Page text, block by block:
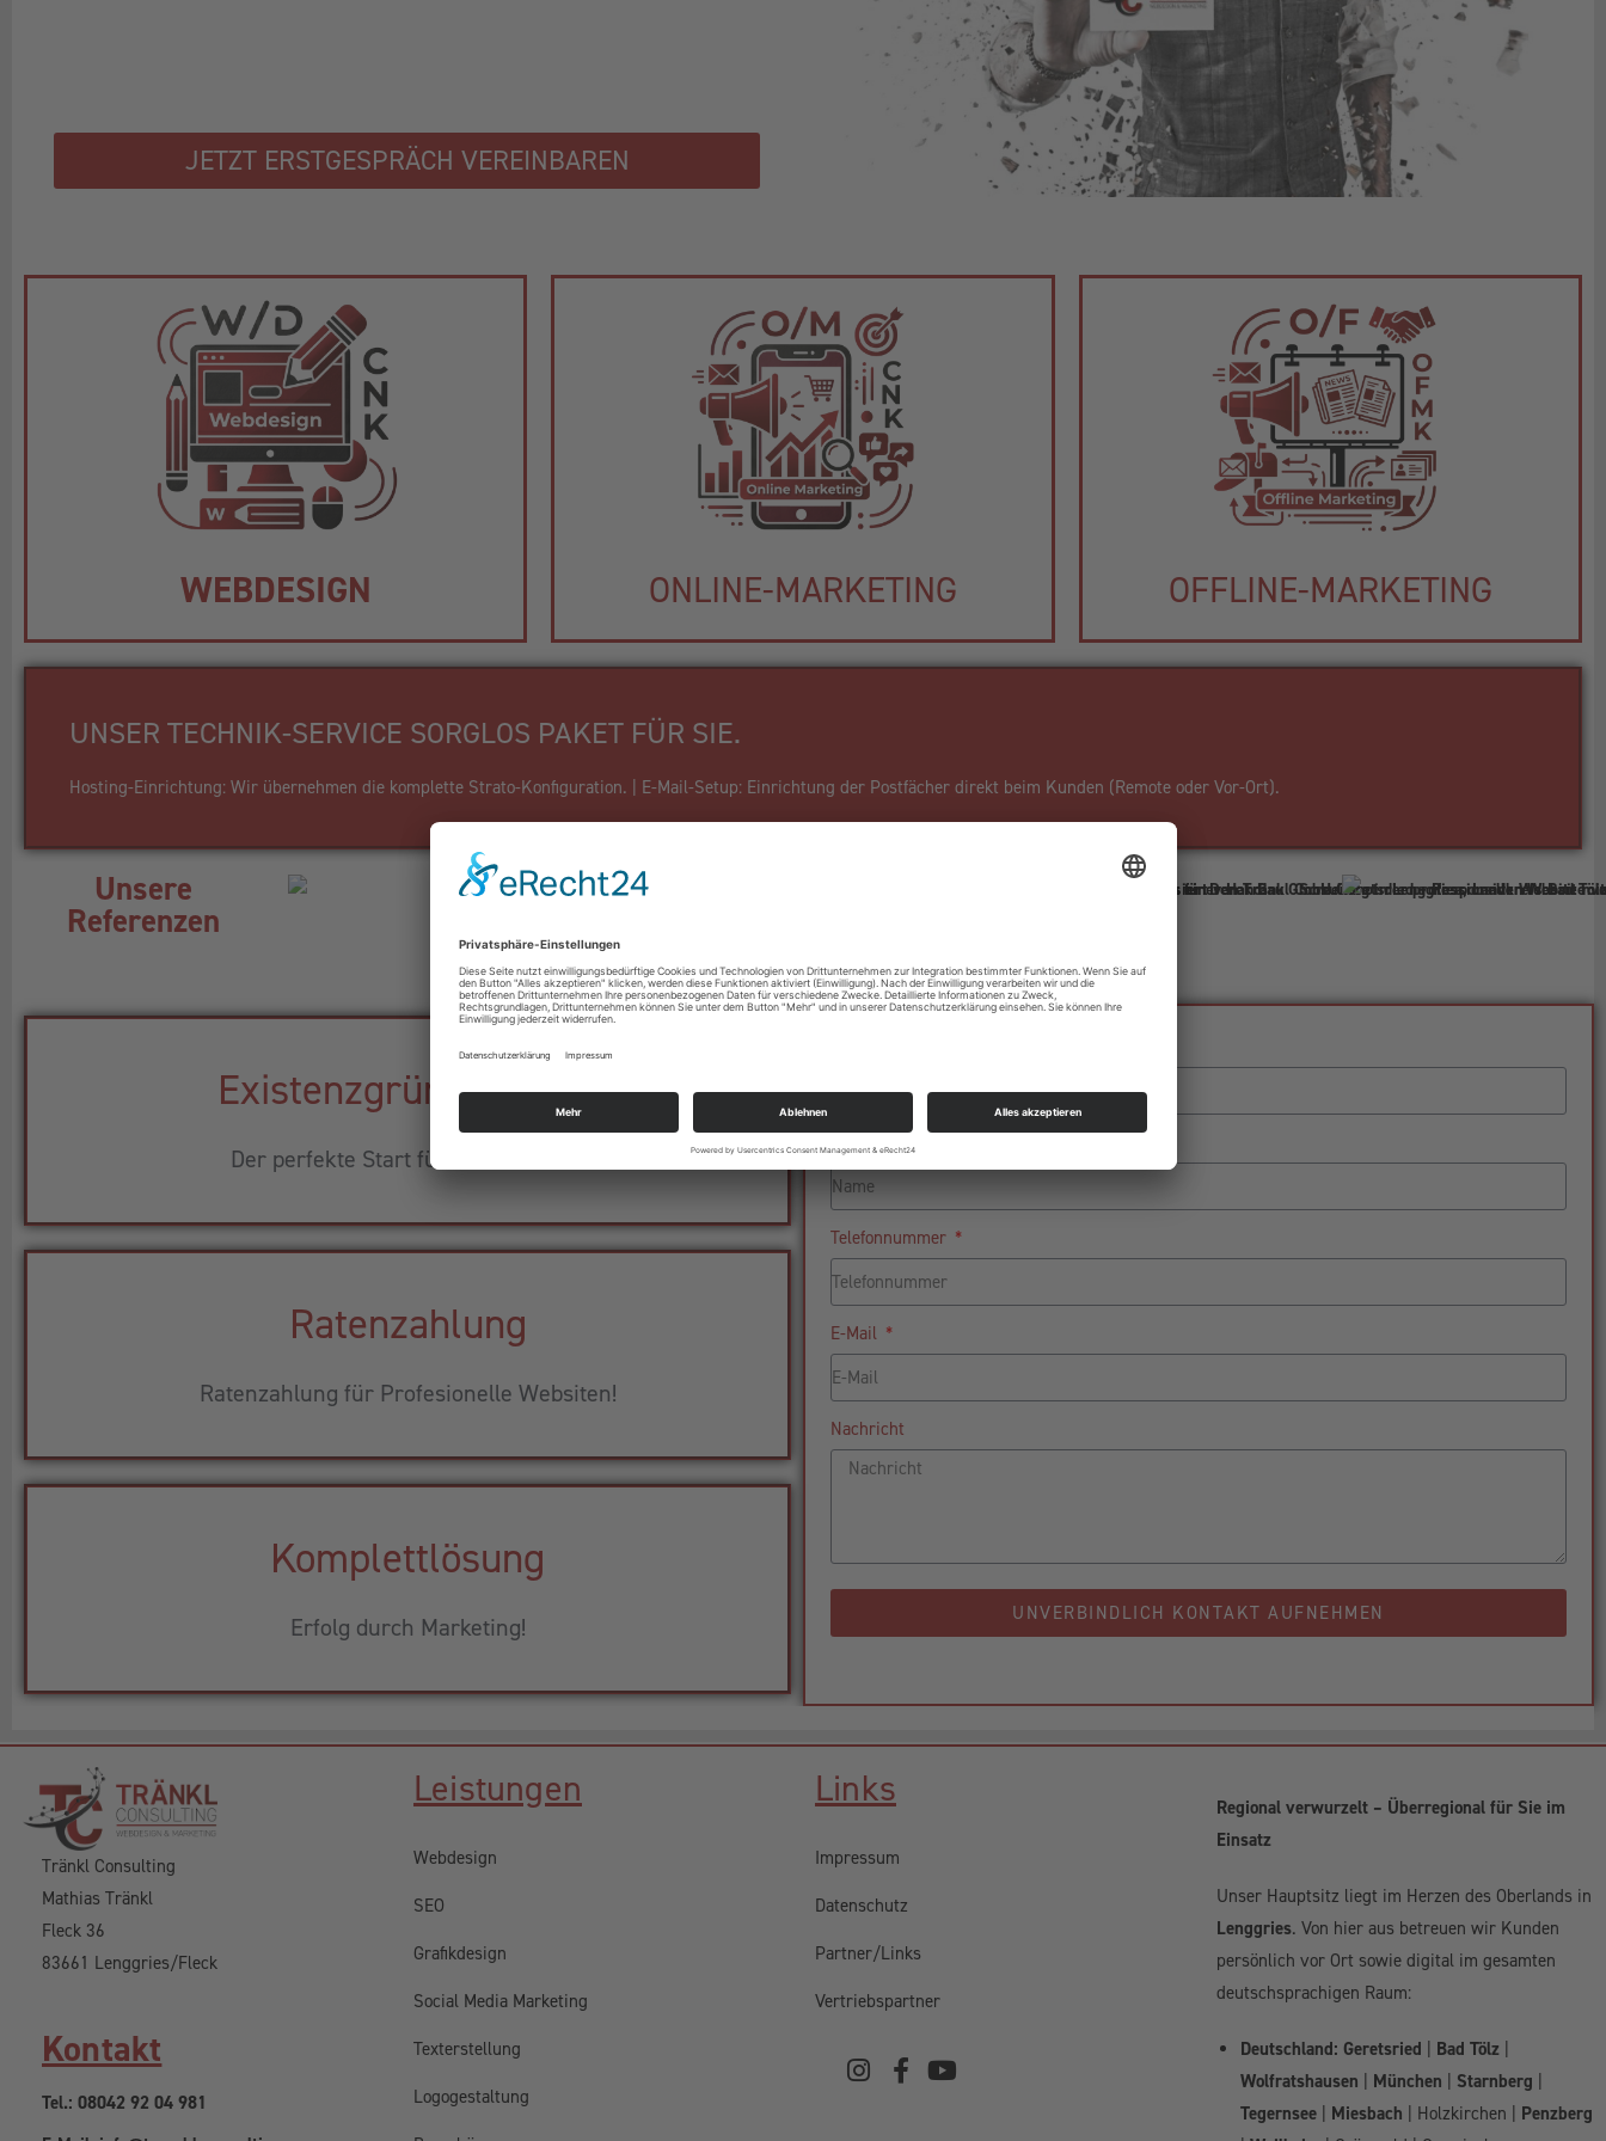
JETZT ERSTGESPRÄCH VEREINBAREN
WEBDESIGN ONLINE-MARKETING OFFLINE-MARKETING
UNSER TECHNIK-SERVICE SORGLOS PAKET FÜR SIE.
Hosting-Einrichtung: Wir übernehmen die komplette Strato-Konfiguration. | E-Mail-Setup: Einrichtung der Postfächer direkt beim Kunden (Remote oder Vor-Ort).
Unsere
Referenzen
Existenzgründerpaket
Der perfekte Start für Ihr Business!
Ratenzahlung
Ratenzahlung für Profesionelle Websiten!
Komplettlösung
Erfolg durch Marketing!
Name
Telefonnummer
E-Mail
Nachricht
UNVERBINDLICH KONTAKT AUFNEHMEN
Tränkl Consulting
Mathias Tränkl
Fleck 36
83661 Lenggries/Fleck
Kontakt
Tel.: 08042 92 04 981
Leistungen
Webdesign
SEO
Grafikdesign
Social Media Marketing
Texterstellung
Logogestaltung
Links
Impressum
Datenschutz
Partner/Links
Vertriebspartner
Regional verwurzelt – Überregional für Sie im
Einsatz
Unser Hauptsitz liegt im Herzen des Oberlands in
Lenggries. Von hier aus betreuen wir Kunden
persönlich vor Ort sowie digital im gesamten
deutschsprachigen Raum:
Deutschland: Geretsried Bad Tölz
Wolfratshausen
München Starnberg
Tegernsee
Miesbach | Holzkirchen | Penzberg